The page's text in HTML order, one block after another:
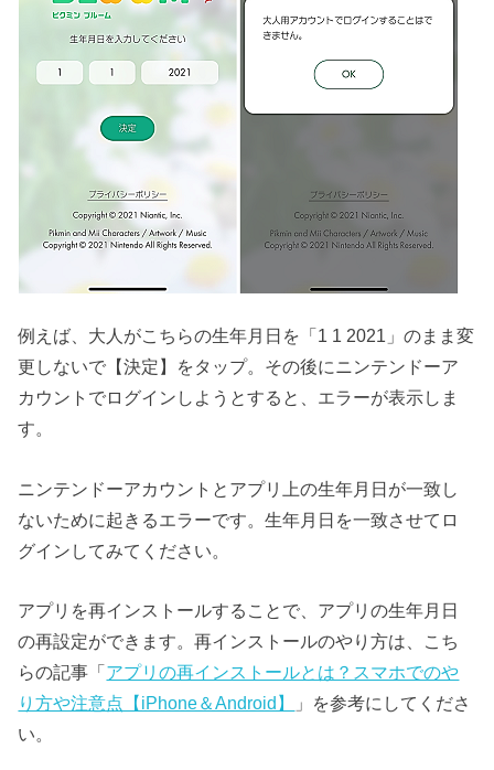
例えば、大人がこちらの生年月日を「1 1 2021」のまま変
更しないで【決定】をタップ。その後にニンテンドーア
カウントでログインしようとすると、エラーが表示しま
す。
ニンテンドーアカウントとアプリ上の生年月日が一致し
ないために起きるエラーです。生年月日を一致させてロ
グインしてみてください。
アプリを再インストールすることで、アプリの生年月日
の再設定ができます。再インストールのやり方は、こち
らの記事「アプリの再インストールとは？スマホでのや
り方や注意点【iPhone＆Android】
」を参考にしてくださ
い。